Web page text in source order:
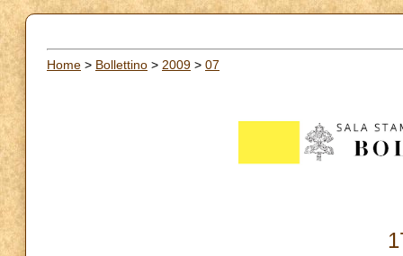
Home > Bollettino > 2009 > 07